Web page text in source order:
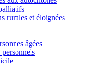
rurales et éloignées
âgées
personnels